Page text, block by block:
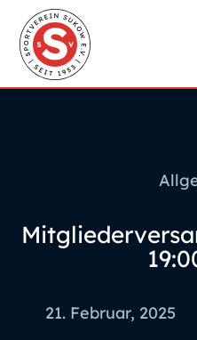
21. Februar, 2025